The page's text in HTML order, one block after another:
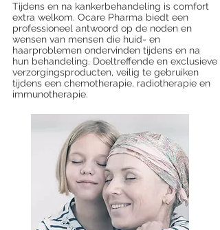
Tijdens en na kankerbehandeling is comfort
extra welkom. Ocare Pharma biedt een
professioneel antwoord op de noden en
wensen van mensen die huid- en
haarproblemen ondervinden tijdens en na
hun behandeling. Doeltreffende en exclusieve
verzorgingsproducten, veilig te gebruiken
tijdens een chemotherapie, radiotherapie en
immunotherapie.